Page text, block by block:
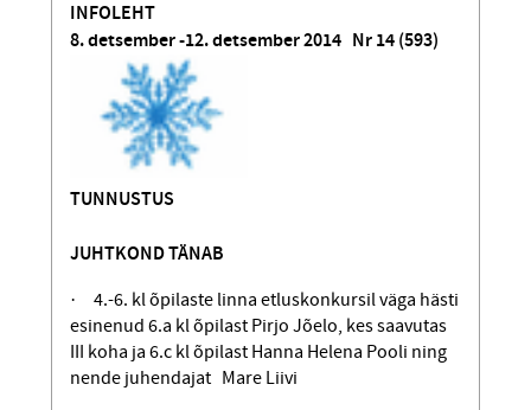
INFOLEHT
8. detsember -12. detsember 2014 Nr 14 (593)
TUNNUSTUS
JUHTKOND TÄNAB
· 4.-6. kl õpilaste linna etluskonkursil väga hästi
esinenud 6.a kl õpilast Pirjo Jõelo, kes saavutas
III koha ja 6.c kl õpilast Hanna Helena Pooli ning
nende juhendajat Mare Liivi